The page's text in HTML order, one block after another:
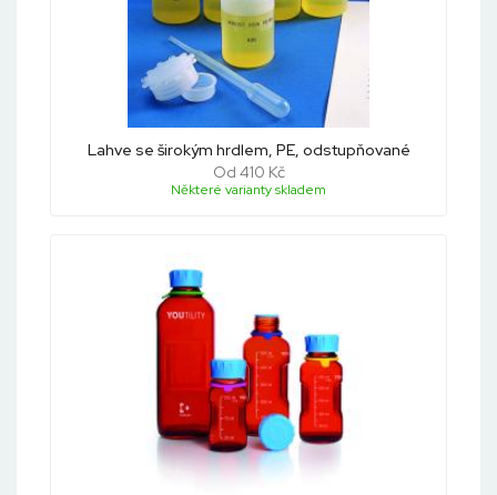
Lahve se širokým hrdlem, PE, odstupňované
Od 410 Kč
Některé varianty skladem